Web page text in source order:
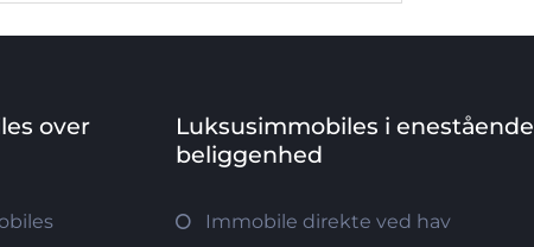
over
Luksusimmobiles i enestående
beliggenhed
Immobile direkte ved hav